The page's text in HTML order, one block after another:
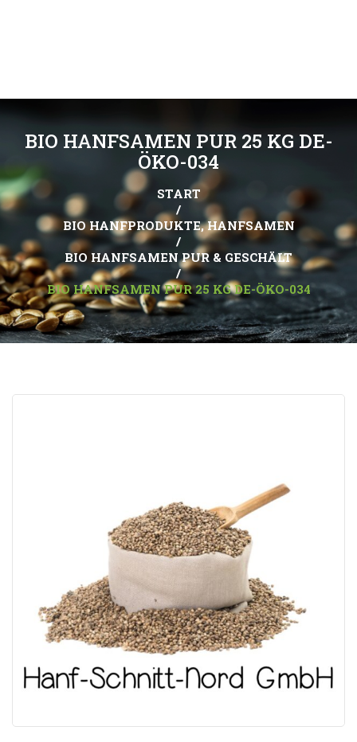
BIO HANFSAMEN PUR 25 KG DE-
ÖKO-034
START
/
BIO HANFPRODUKTE, HANFSAMEN
/
BIO HANFSAMEN PUR & GESCHÄLT
/
BIO HANFSAMEN PUR 25 KG DE-ÖKO-034